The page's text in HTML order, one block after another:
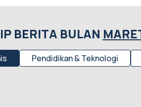
BERITA BULAN
Pendidikan & Teknologi